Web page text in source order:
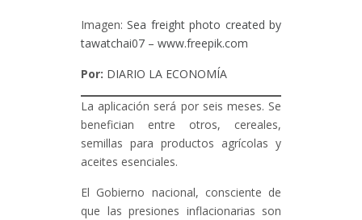
Imagen: Sea freight photo created by
tawatchai07 – www.freepik.com
Por: DIARIO LA ECONOMÍA
La aplicación será por seis meses. Se
benefician entre otros, cereales,
semillas para productos agrícolas y
aceites esenciales.
El Gobierno nacional, consciente de
que las presiones inflacionarias son